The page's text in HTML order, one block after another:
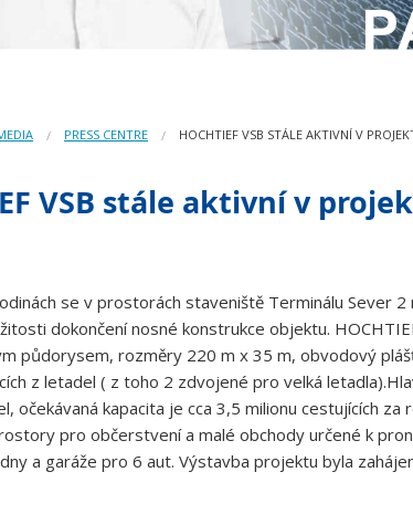
PRESS CENTRE HOCHTIEF VSB STÁLE AKTIVNÍ V
VSB stále aktivní v
se v prostorách staveniště Terminálu Sever
dokončení nosné konstrukce objektu.
půdorysem, rozměry 220 m x 35 m, obvodový
z letadel ( z toho 2 zdvojené pro velká
očekávaná kapacita je cca 3,5 milionu cestujících
pro občerstvení a malé obchody určené k
a garáže pro 6 aut. Výstavba projektu byla